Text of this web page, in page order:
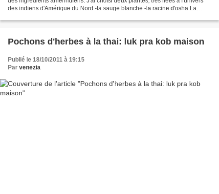
des indiens d'Amérique du Nord -la sauge blanche -la racine d'osha La
Pochons d'herbes à la thai: luk pra kob maison
Publié le 18/10/2011 à 19:15
Par venezia